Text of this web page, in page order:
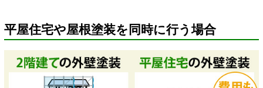
平屋住宅や屋根塗装を同時に行う場合